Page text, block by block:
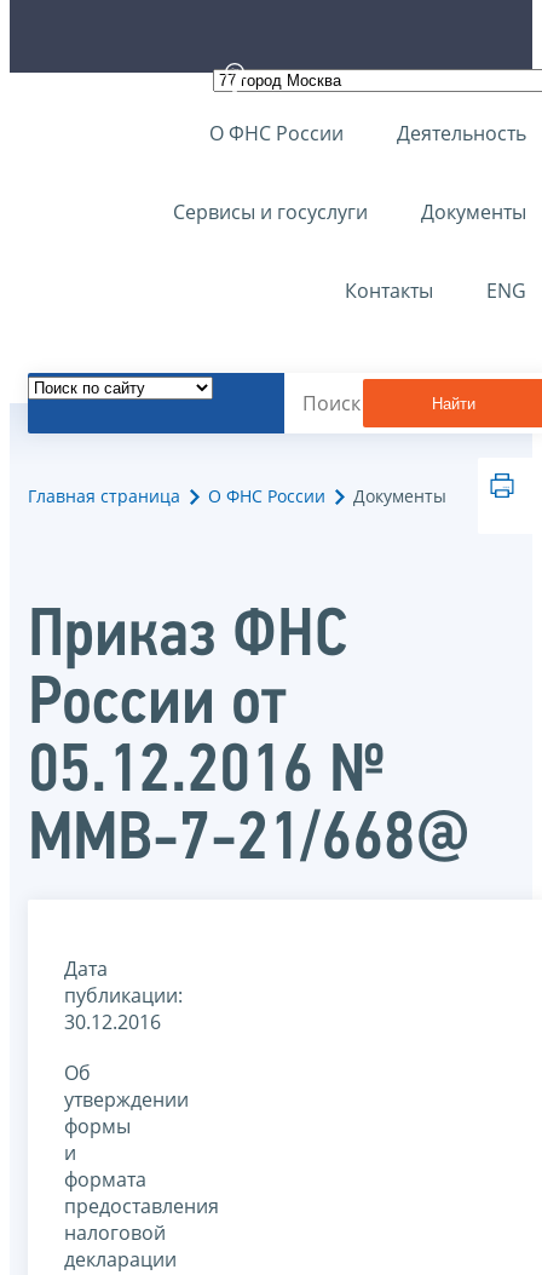
О ФНС России Деятельность
Сервисы и госуслуги Документы
Контакты ENG
Найти
Главная страница О ФНС России Документы
Приказ ФНС
России от
05.12.2016 №
ММВ-7-21/668@
Дата
публикации:
30.12.2016
Об
утверждении
формы
и
формата
предоставления
налоговой
декларации